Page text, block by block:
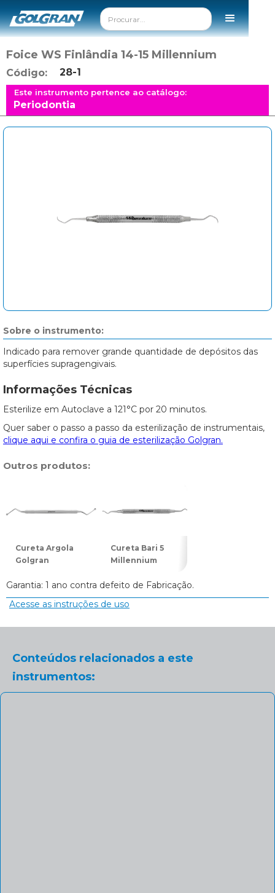
Foice WS Finlândia 14-15 Millennium
Código: 28-1
Este instrumento pertence ao catálogo:
Periodontia
Sobre o instrumento:
Indicado para remover grande quantidade de depósitos das
superfícies supragengivais.
Informações Técnicas
Esterilize em Autoclave a 121°C por 20 minutos.
Quer saber o passo a passo da esterilização de instrumentais,
clique aqui e confira o guia de esterilização Golgran.
Outros produtos:
Cureta Argola
Golgran
Cureta Bari 5
Millennium
Garantia: 1 ano contra defeito de Fabricação.
Acesse as instruções de uso
Conteúdos relacionados a este
instrumentos: